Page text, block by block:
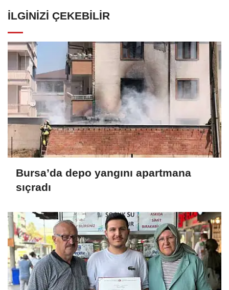
İLGINIZI ÇEKEBILIR
Bursa’da depo yangını apartmana
sıçradı